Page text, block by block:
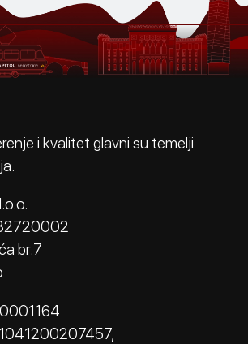
i kvalitet glavni su temelji
br.7